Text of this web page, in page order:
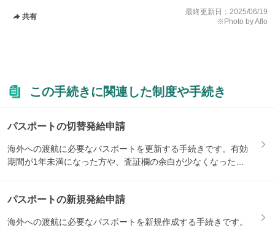
共有
最終更新日： 2025/06/19
※Photo by Aflo
この手続きに関連した制度や手続き
パスポートの切替発給申請
海外への渡航に必要なパスポートを更新する手続きです。有効
期間が1年未満になった方や、査証欄の余白が少なくなった方
パスポートの新規発給申請
海外への渡航に必要なパスポートを新規作成する手続きです。